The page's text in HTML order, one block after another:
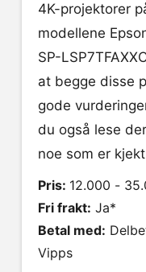
4K-projektorer
modellene
SP-
at begge disse
gode
du også lese
noe som er
Pris: 12.000 -
Fri frakt: Ja*
Betal med:
Vipps